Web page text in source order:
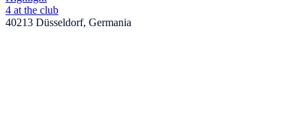
4 at the club
40213 Düsseldorf, Germania